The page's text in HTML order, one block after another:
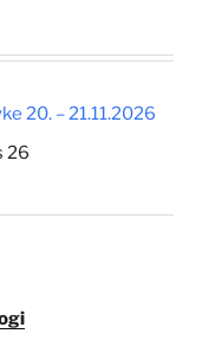
20. – 21.11.2026
26